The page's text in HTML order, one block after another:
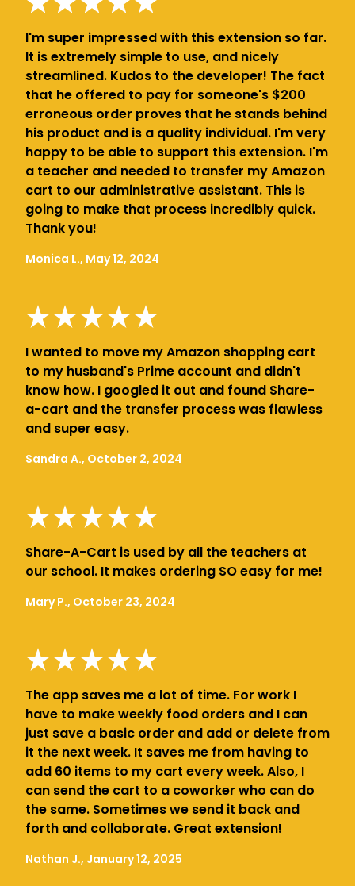
I'm super impressed with this extension so far.
It is extremely simple to use, and nicely
streamlined. Kudos to the developer! The fact
that he offered to pay for someone's $200
erroneous order proves that he stands behind
his product and is a quality individual. I'm very
happy to be able to support this extension. I'm
a teacher and needed to transfer my Amazon
cart to our administrative assistant. This is
going to make that process incredibly quick.
Thank you!
Monica L., May 12, 2024
I wanted to move my Amazon shopping cart
to my husband's Prime account and didn't
know how. I googled it out and found Share-
a-cart and the transfer process was flawless
and super easy.
Sandra A., October 2, 2024
Share-A-Cart is used by all the teachers at
our school. It makes ordering SO easy for me!
Mary P., October 23, 2024
The app saves me a lot of time. For work I
have to make weekly food orders and I can
just save a basic order and add or delete from
it the next week. It saves me from having to
add 60 items to my cart every week. Also, I
can send the cart to a coworker who can do
the same. Sometimes we send it back and
forth and collaborate. Great extension!
Nathan J., January 12, 2025